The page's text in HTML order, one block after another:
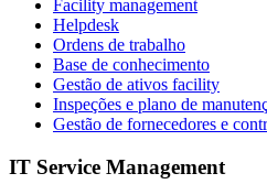
Facility management
Helpdesk
Ordens de trabalho
Base de conhecimento
Gestão de ativos facility
Inspeções e plano de
Gestão de fornecedores e
IT Service Management